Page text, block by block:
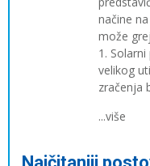
načine
može
1.
velikog
zračenja
...više